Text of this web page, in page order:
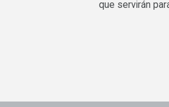
que servirán